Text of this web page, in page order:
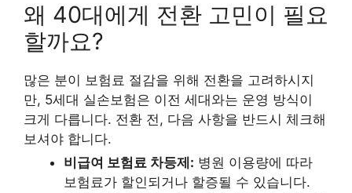
왜 40대에게 전환 고민이 필요
할까요?
많은 분이 보험료 절감을 위해 전환을 고려하시지
만, 5세대 실손보험은 이전 세대와는 운영 방식이
크게 다릅니다. 전환 전, 다음 사항을 반드시 체크해
보셔야 합니다.
비급여 보험료 차등제: 병원 이용량에 따라
보험료가 할인되거나 할증될 수 있습니다.